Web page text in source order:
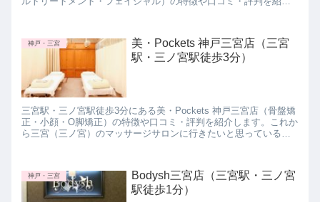
神戸・三宮
美・Pockets 神戸三宮店（三宮
駅・三ノ宮駅徒歩3分）
三宮駅・三ノ宮駅徒歩3分にある美・Pockets 神戸三宮店（骨盤矯
正・小顔・O脚矯正）の特徴や口コミ・評判を紹介します。これか
ら三宮（三ノ宮）のマッサージサロンに行きたいと思っている方
神戸・三宮
Bodysh三宮店（三宮駅・三ノ宮
駅徒歩1分）